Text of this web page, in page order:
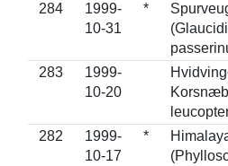
284
1999-
10-31
*
283
1999-
10-20
282
1999-
10-17
*